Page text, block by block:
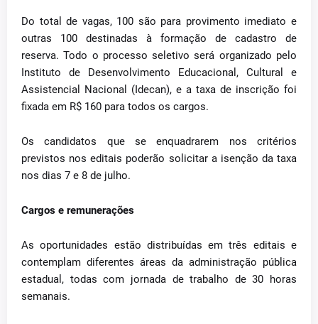
Do total de vagas, 100 são para provimento imediato e
outras 100 destinadas à formação de cadastro de
reserva. Todo o processo seletivo será organizado pelo
Instituto de Desenvolvimento Educacional, Cultural e
Assistencial Nacional (Idecan), e a taxa de inscrição foi
fixada em R$ 160 para todos os cargos.
Os candidatos que se enquadrarem nos critérios
previstos nos editais poderão solicitar a isenção da taxa
nos dias 7 e 8 de julho.
Cargos e remunerações
As oportunidades estão distribuídas em três editais e
contemplam diferentes áreas da administração pública
estadual, todas com jornada de trabalho de 30 horas
semanais.